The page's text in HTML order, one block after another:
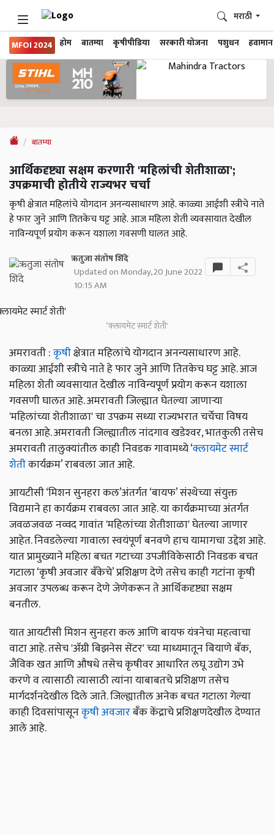
MFOI 2024 होम बातम्या कृषीपीडिया सरकारी योजना पशुधन हवामान
मराठी
बातम्या
आर्थिकदृष्ट्या सक्षम करणारी 'महिलांची शेतीशाळा';
उपक्रमाची होतीये राज्यभर चर्चा
कृषी क्षेत्रात महिलांचे योगदान अनन्यसाधारण आहे. काळ्या आईशी स्त्रीचे नाते
हे फार जुने आणि तितकेच घट्ट आहे. आज महिला शेती व्यवसायात देखील
नाविन्यपूर्ण प्रयोग करून यशाला गवसणी घालत आहे.
ऋतुजा संतोष शिंदे
Updated on Monday, 20 June 2022
10:15 AM
‘क्लायमेट स्मार्ट शेती'
अमरावती :कृषीक्षेत्रात महिलांचे योगदान अनन्यसाधारण आहे.
काळ्या आईशी स्त्रीचे नाते हे फार जुने आणि तितकेच घट्ट आहे. आज
महिला शेती व्यवसायात देखील नाविन्यपूर्ण प्रयोग करून यशाला
गवसणी घालत आहे. अमरावती जिल्ह्यात घेतल्या जाणाऱ्या
'महिलांच्या शेतीशाळा' चा उपक्रम सध्या राज्यभरात चर्चेचा विषय
बनला आहे. अमरावती जिल्ह्यातील नांदगाव खडेश्‍वर, भातकुली तसेच
अमरावती तालुक्यांतील काही निवडक गावामध्ये ‘क्लायमेट स्मार्ट
शेतीकार्यक्रम’ राबवला जात आहे.
आयटीसी ‘मिशन सुनहरा कल’अंतर्गत ‘बायफ’ संस्थेच्या संयुक्त
विद्यमाने हा कार्यक्रम राबवला जात आहे. या कार्यक्रमाच्या अंतर्गत
जवळजवळ नव्वद गावांत 'महिलांच्या शेतीशाळा' घेतल्या जाणार
आहेत. निवडलेल्या गावाला स्वयंपूर्ण बनवणे हाच यामागचा उद्देश आहे.
यात प्रामुख्याने महिला बचत गटाच्या उपजीविकेसाठी निवडक बचत
गटाला ‘कृषी अवजार बँकेचे’ प्रशिक्षण देणे तसेच काही गटांना कृषी
अवजार उपलब्ध करून देणे जेणेकरून ते आर्थिकदृष्ट्या सक्षम
बनतील.
यात आयटीसी मिशन सुनहरा कल आणि बायफ यंत्रनेचा महत्वाचा
वाटा आहे. तसेच 'ॲग्री बिझनेस सेंटर' च्या माध्यमातून बियाणे बँक,
जैविक खत आणि औषधे तसेच कृषीवर आधारित लघू उद्योग उभे
करणे व त्यासाठी त्यासाठी त्यांना याबाबतचे प्रशिक्षण तसेच
मार्गदर्शनदेखील दिले जाते. जिल्ह्यातील अनेक बचत गटाला गेल्या
काही दिवसांपासूनकृषी अवजारबँक केंद्राचे प्रशिक्षणदेखील देण्यात
आले आहे.